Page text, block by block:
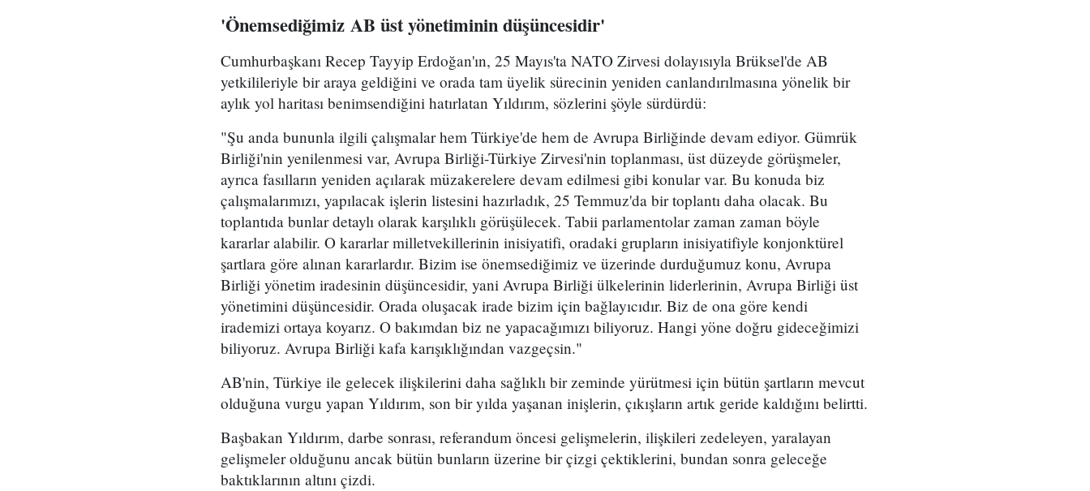
'Önemsediğimiz AB üst yönetiminin düşüncesidir'
Cumhurbaşkanı Recep Tayyip Erdoğan'ın, 25 Mayıs'ta NATO Zirvesi dolayısıyla Brüksel'de AB
yetkilileriyle bir araya geldiğini ve orada tam üyelik sürecinin yeniden canlandırılmasına yönelik bir
aylık yol haritası benimsendiğini hatırlatan Yıldırım, sözlerini şöyle sürdürdü:
"Şu anda bununla ilgili çalışmalar hem Türkiye'de hem de Avrupa Birliğinde devam ediyor. Gümrük
Birliği'nin yenilenmesi var, Avrupa Birliği-Türkiye Zirvesi'nin toplanması, üst düzeyde görüşmeler,
ayrıca fasılların yeniden açılarak müzakerelere devam edilmesi gibi konular var. Bu konuda biz
çalışmalarımızı, yapılacak işlerin listesini hazırladık, 25 Temmuz'da bir toplantı daha olacak. Bu
toplantıda bunlar detaylı olarak karşılıklı görüşülecek. Tabii parlamentolar zaman zaman böyle
kararlar alabilir. O kararlar milletvekillerinin inisiyatifi, oradaki grupların inisiyatifiyle konjonktürel
şartlara göre alınan kararlardır. Bizim ise önemsediğimiz ve üzerinde durduğumuz konu, Avrupa
Birliği yönetim iradesinin düşüncesidir, yani Avrupa Birliği ülkelerinin liderlerinin, Avrupa Birliği üst
yönetimini düşüncesidir. Orada oluşacak irade bizim için bağlayıcıdır. Biz de ona göre kendi
irademizi ortaya koyarız. O bakımdan biz ne yapacağımızı biliyoruz. Hangi yöne doğru gideceğimizi
biliyoruz. Avrupa Birliği kafa karışıklığından vazgeçsin."
AB'nin, Türkiye ile gelecek ilişkilerini daha sağlıklı bir zeminde yürütmesi için bütün şartların mevcut
olduğuna vurgu yapan Yıldırım, son bir yılda yaşanan inişlerin, çıkışların artık geride kaldığını belirtti.
Başbakan Yıldırım, darbe sonrası, referandum öncesi gelişmelerin, ilişkileri zedeleyen, yaralayan
gelişmeler olduğunu ancak bütün bunların üzerine bir çizgi çektiklerini, bundan sonra geleceğe
baktıklarının altını çizdi.